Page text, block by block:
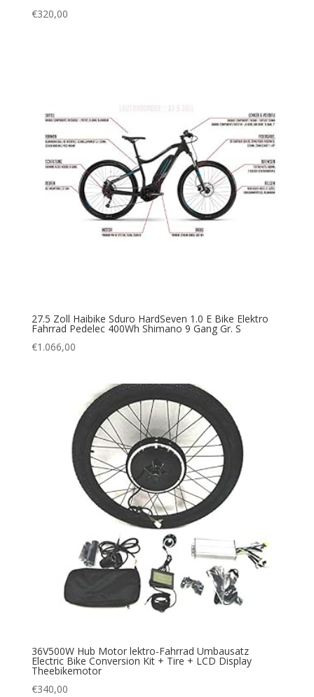
€320,00
27.5 Zoll Haibike Sduro HardSeven 1.0 E Bike Elektro
Fahrrad Pedelec 400Wh Shimano 9 Gang Gr. S
€1.066,00
36V500W Hub Motor lektro-Fahrrad Umbausatz
Electric Bike Conversion Kit + Tire + LCD Display
Theebikemotor
€340,00